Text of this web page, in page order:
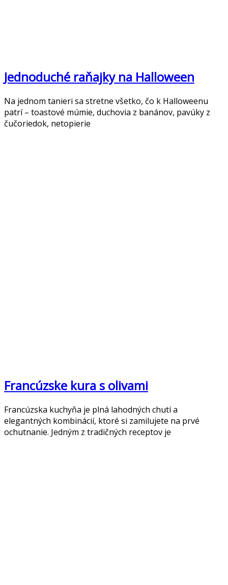
Jednoduché raňajky na Halloween
Na jednom tanieri sa stretne všetko, čo k Halloweenu
patrí – toastové múmie, duchovia z banánov, pavúky z
čučoriedok, netopierie
Francúzske kura s olivami
Francúzska kuchyňa je plná lahodných chutí a
elegantných kombinácií, ktoré si zamilujete na prvé
ochutnanie. Jedným z tradičných receptov je